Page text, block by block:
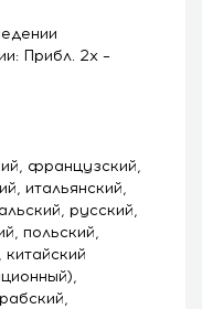
Прибл. 2x –
французский,
итальянский,
русский,
польский,